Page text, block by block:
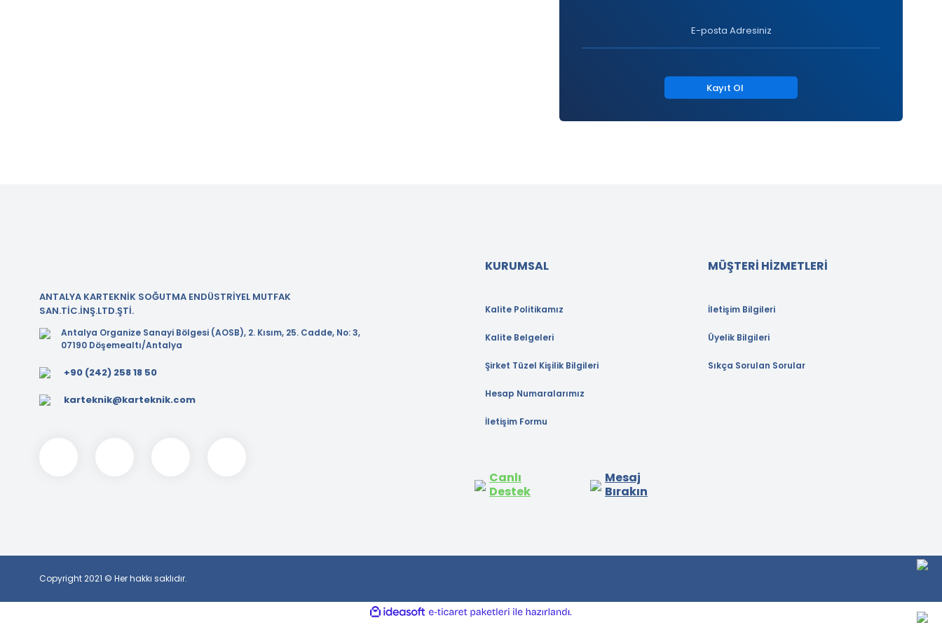
Kayıt Ol
ANTALYA KARTEKNİK SOĞUTMA ENDÜSTRİYEL MUTFAK
SAN.TİC.İNŞ.LTD.ŞTİ.
Antalya Organize Sanayi Bölgesi (AOSB), 2. Kısım, 25. Cadde, No: 3,
07190 Döşemealtı/Antalya
+90 (242) 258 18 50
karteknik@karteknik.com
KURUMSAL
Kalite Politikamız
Kalite Belgeleri
Şirket Tüzel Kişilik Bilgileri
Hesap Numaralarımız
İletişim Formu
MÜŞTERİ HİZMETLERİ
İletişim Bilgileri
Üyelik Bilgileri
Sıkça Sorulan Sorular
Canlı
Destek
Mesaj
Bırakın
Copyright 2021 © Her hakkı saklıdır.
ideasoft
e-